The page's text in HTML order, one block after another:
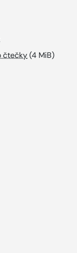
čtečky(4 MiB)